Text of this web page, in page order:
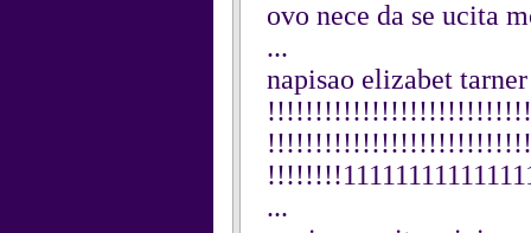
ovo nece da se ucita
...
napisao elizabet
...